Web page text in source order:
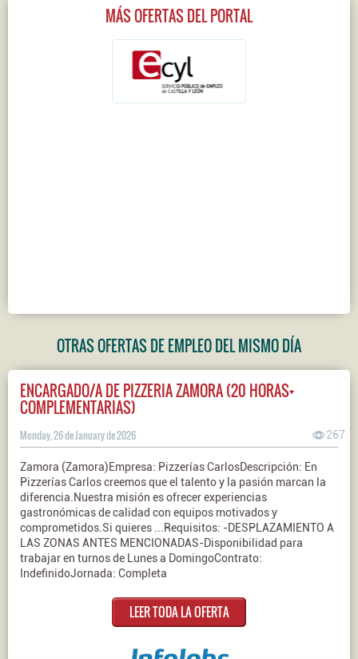
MÁS OFERTAS DEL PORTAL
OTRAS OFERTAS DE EMPLEO DEL MISMO DÍA
ENCARGADO/A DE PIZZERIA ZAMORA (20 HORAS+
COMPLEMENTARIAS)
Monday, 26 de January de 2026 267
Zamora (Zamora)Empresa: Pizzerías CarlosDescripción: En
Pizzerías Carlos creemos que el talento y la pasión marcan la
diferencia.Nuestra misión es ofrecer experiencias
gastronómicas de calidad con equipos motivados y
comprometidos.Si quieres ...Requisitos: -DESPLAZAMIENTO A
LAS ZONAS ANTES MENCIONADAS-Disponibilidad para
trabajar en turnos de Lunes a DomingoContrato:
IndefinidoJornada: Completa
LEER TODA LA OFERTA